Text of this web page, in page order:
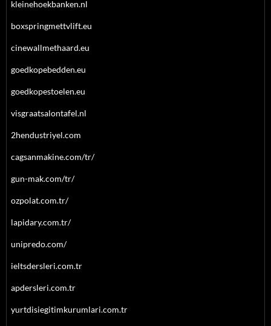
kleinehoekbanken.nl
boxspringmettvlift.eu
cinewallmethaard.eu
goedkopebedden.eu
goedkopestoelen.eu
visgraatsalontafel.nl
2hendustriyel.com
cagsanmakine.com/tr/
gun-mak.com/tr/
ozpolat.com.tr/
lapidary.com.tr/
unipredo.com/
ieltsdersleri.com.tr
apdersleri.com.tr
yurtdisiegitimkurumlari.com.tr